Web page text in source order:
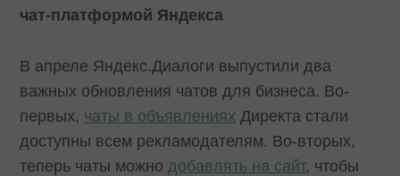
чат-платформой Яндекса
В апреле Яндекс.Диалоги выпустили два
важных обновления чатов для бизнеса. Во-
первых, чаты в объявлениях Директа стали
доступны всем рекламодателям. Во-вторых,
теперь чаты можно добавлять на сайт, чтобы